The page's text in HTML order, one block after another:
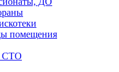
помещения
СТО